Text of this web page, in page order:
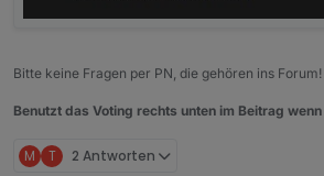
Bitte keine Fragen per PN, die gehören ins Forum!
Benutzt das Voting rechts unten im Beitrag
M T 2 Antworten